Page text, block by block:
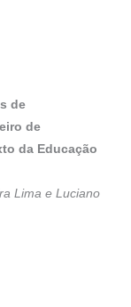
de
de
da Educação
Lima e Luciano